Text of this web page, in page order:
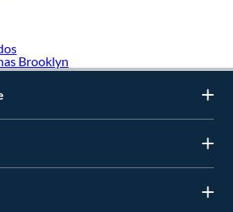
Brooklyn